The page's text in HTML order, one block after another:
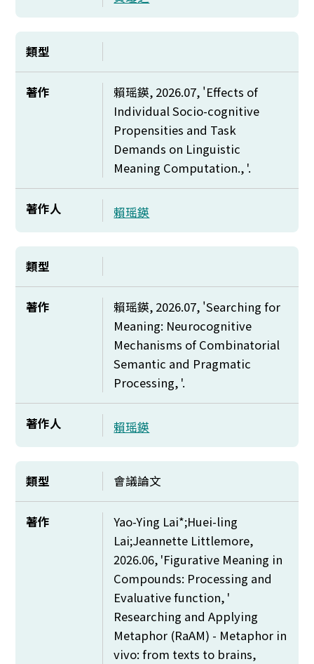
類型
著作 賴瑶鍈, 2026.07, 'Effects of
Individual Socio-cognitive
Propensities and Task
Demands on Linguistic
Meaning Computation., '.
著作人 賴瑶鍈
類型
著作 賴瑶鍈, 2026.07, 'Searching for
Meaning: Neurocognitive
Mechanisms of Combinatorial
Semantic and Pragmatic
Processing, '.
著作人 賴瑶鍈
類型 會議論文
著作
Yao-Ying Lai*;Huei-ling
Lai;Jeannette Littlemore,
2026.06, 'Figurative Meaning in
Compounds: Processing and
Evaluative function, '
Researching and Applying
Metaphor (RaAM) - Metaphor in
vivo: from texts to brains,